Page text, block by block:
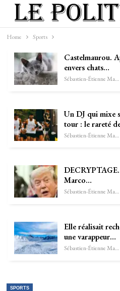
Home Sports
Castelmaurou.
envers chats…
Sébastien-Étienne Marechal
Un DJ qui mixe
tour : le rareté
Sébastien-Étienne Marechal
Marco…
Sébastien-Étienne Marechal
Elle réalisait
une varappeur…
Sébastien-Étienne Marechal
SPORTS